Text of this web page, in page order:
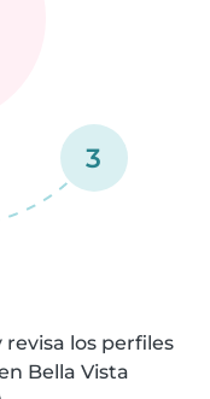
3
los perfiles
Bella Vista